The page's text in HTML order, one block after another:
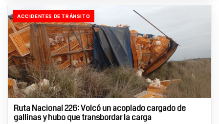
ACCIDENTES DE TRÁNSITO
Ruta Nacional 226: Volcó un acoplado cargado de
gallinas y hubo que transbordar la carga